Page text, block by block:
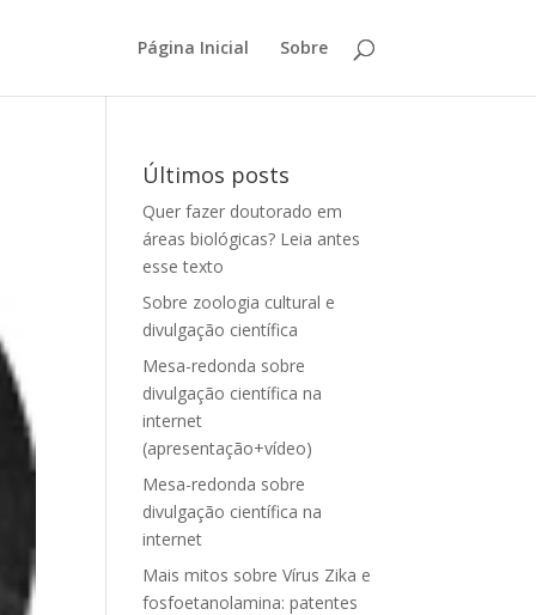
Página Inicial Sobre
Últimos posts
Quer fazer doutorado em
áreas biológicas? Leia antes
esse texto
Sobre zoologia cultural e
divulgação científica
Mesa-redonda sobre
divulgação científica na
internet
(apresentação+vídeo)
Mesa-redonda sobre
divulgação científica na
internet
Mais mitos sobre Vírus Zika e
fosfoetanolamina: patentes